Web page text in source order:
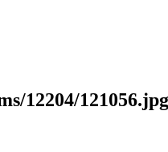
12204/121056.jpg